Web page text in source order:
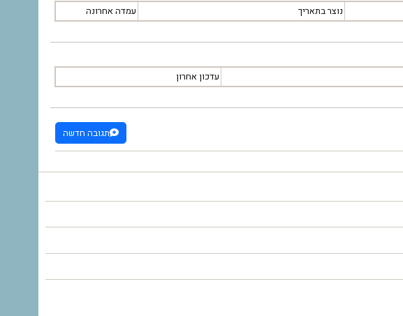
נוצר בתאריך עמדה אחרונה
עדכון אחרון
תגובה חדשה